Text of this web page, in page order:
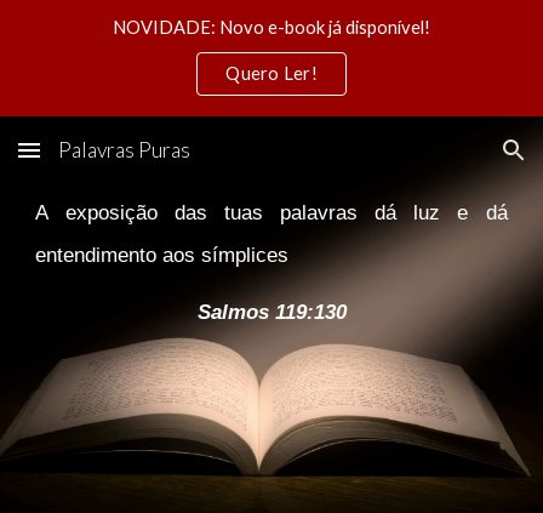
NOVIDADE: Novo e-book já disponível!
Quero Ler!
Palavras Puras
A exposição das tuas palavras dá luz e dá
entendimento aos símplices
Salmos 119:130